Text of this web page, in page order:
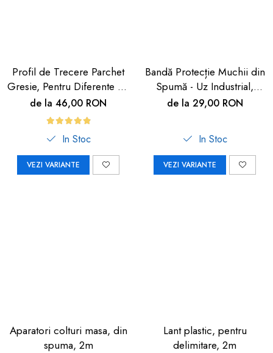
Profil de Trecere Parchet
Gresie, Pentru Diferente de
Nivel, Autoadeziv, Culoare
Lemn Deschis, 90cm
de la 46,00 RON
In Stoc
VEZI VARIANTE
Bandă Protecție Muchii din
Spumă - Uz Industrial,
Crem, 90cm | Car Boy
de la 29,00 RON
In Stoc
VEZI VARIANTE
Aparatori colturi masa, din
spuma, 2m
Lant plastic, pentru
delimitare, 2m